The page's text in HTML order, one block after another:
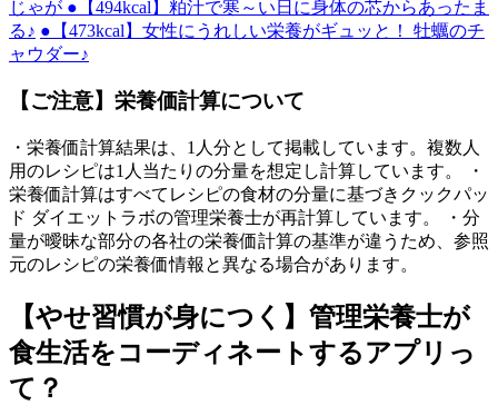
じゃが ●【494kcal】粕汁で寒～い日に身体の芯からあったま
る♪ ●【473kcal】女性にうれしい栄養がギュッと！ 牡蠣のチ
ャウダー♪
【ご注意】栄養価計算について
・栄養価計算結果は、1人分として掲載しています。複数人
用のレシピは1人当たりの分量を想定し計算しています。 ・
栄養価計算はすべてレシピの食材の分量に基づきクックパッ
ド ダイエットラボの管理栄養士が再計算しています。 ・分
量が曖昧な部分の各社の栄養価計算の基準が違うため、参照
元のレシピの栄養価情報と異なる場合があります。
【やせ習慣が身につく】管理栄養士が
食生活をコーディネートするアプリっ
て？